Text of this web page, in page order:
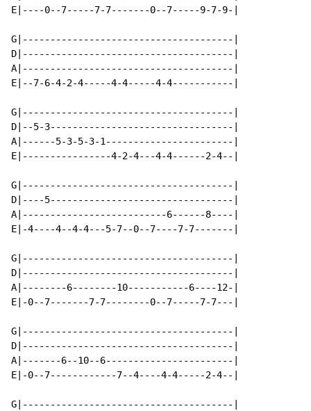
E|----0--7-----7-7-------0--7-----9-7-9-|
G|--------------------------------------|
D|--------------------------------------|
A|--------------------------------------|
E|--7-6-4-2-4-----4-4-----4-4-----------|
G|--------------------------------------|
D|--5-3---------------------------------|
A|------5-3-5-3-1-----------------------|
E|----------------4-2-4---4-4------2-4--|
G|--------------------------------------|
D|----5---------------------------------|
A|--------------------------6------8----|
E|-4----4--4-4---5-7--0--7----7-7-------|
G|--------------------------------------|
D|--------------------------------------|
A|--------6--------10-----------6----12-|
E|-0--7-------7-7--------0--7-----7-7---|
G|--------------------------------------|
D|--------------------------------------|
A|-------6--10--6-----------------------|
E|-0--7------------7--4----4-4-----2-4--|
G|--------------------------------------|